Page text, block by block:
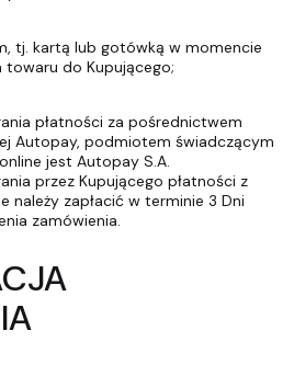
tj. kartą lub gotówką w momencie
towaru do Kupującego;
płatności za pośrednictwem
Autopay, podmiotem świadczącym
jest Autopay S.A.
przez Kupującego płatności z
należy zapłacić w terminie 3 Dni
zamówienia.